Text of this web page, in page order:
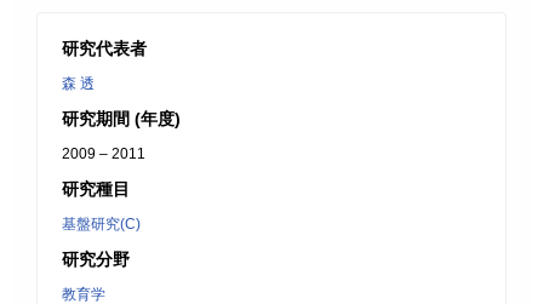
研究代表者
森 透
研究期間 (年度)
2009 – 2011
研究種目
基盤研究(C)
研究分野
教育学